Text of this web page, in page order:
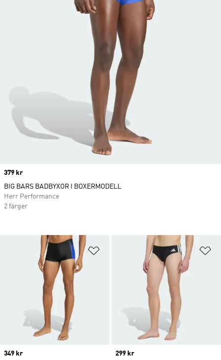
Lägg till på önskelistan
Price
349 kr
Price
299 kr
Price
379 kr
BIG BARS BADBYXOR I BOXERMODELL
Herr Performance
2 färger